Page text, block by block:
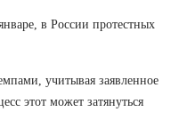
в России протестных
учитывая заявленное
этот может затянуться